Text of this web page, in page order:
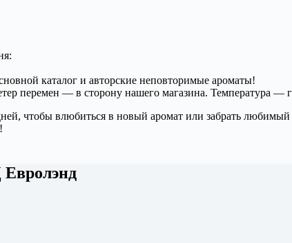
каталог и авторские неповторимые ароматы!
перемен — в сторону нашего магазина. Температура
чтобы влюбиться в новый аромат или забрать